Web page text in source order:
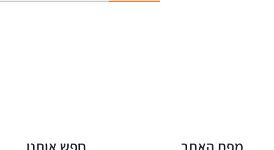
מפת האתר חפש אותנו